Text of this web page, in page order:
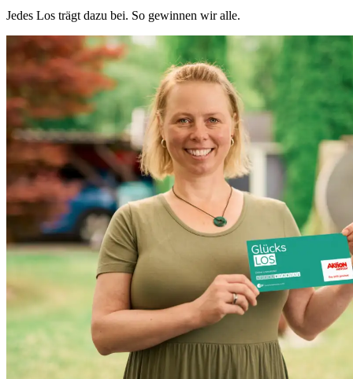
Jedes Los trägt dazu bei. So gewinnen wir alle.